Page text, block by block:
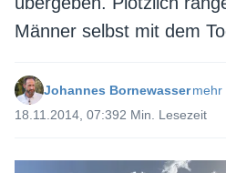
Männer selbst mit dem
Johannes Bornewassermehr
18.11.2014, 07:392 Min. Lesezeit